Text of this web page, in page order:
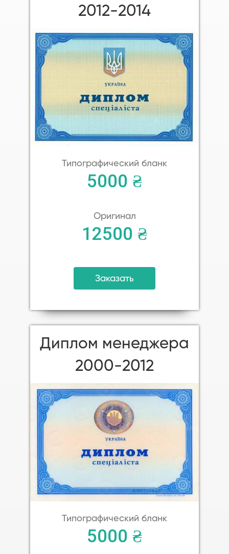
2012-2014
Типографический бланк
5000 ₴
Оригинал
12500 ₴
Заказать
Диплом менеджера
2000-2012
Типографический бланк
5000 ₴